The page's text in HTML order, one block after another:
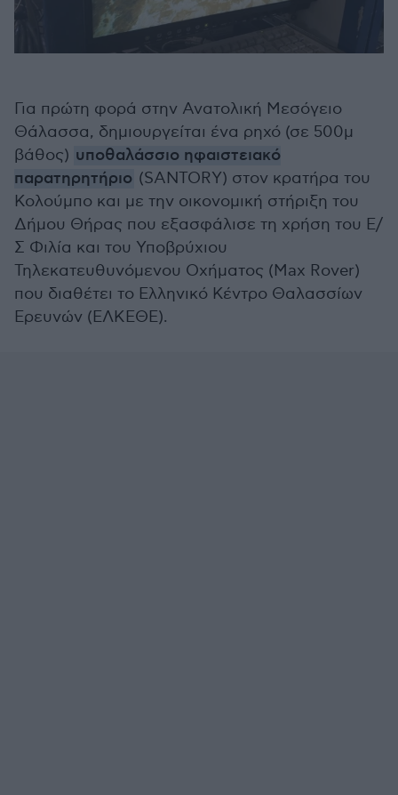
Για πρώτη φορά στην Ανατολική Μεσόγειο
Θάλασσα, δημιουργείται ένα ρηχό (σε 500μ
βάθος) υποθαλάσσιο ηφαιστειακό
παρατηρητήριο (SANTORY) στον κρατήρα του
Κολούμπο και με την οικονομική στήριξη του
Δήμου Θήρας που εξασφάλισε τη χρήση του Ε/
Σ Φιλία και του Υποβρύχιου
Τηλεκατευθυνόμενου Οχήματος (Max Rover)
που διαθέτει το Ελληνικό Κέντρο Θαλασσίων
Ερευνών (ΕΛΚΕΘΕ).